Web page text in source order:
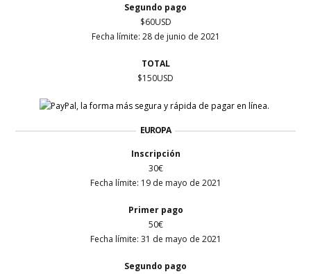
Segundo pago
$60USD
Fecha límite: 28 de junio de 2021
TOTAL
$150USD
EUROPA
Inscripción
30€
Fecha límite: 19 de mayo de 2021
Primer pago
50€
Fecha límite: 31 de mayo de 2021
Segundo pago